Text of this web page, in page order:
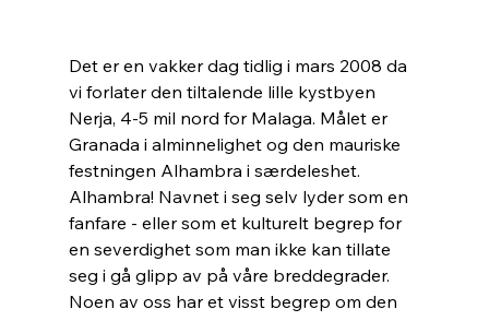
Det er en vakker dag tidlig i mars 2008 da
vi forlater den tiltalende lille kystbyen
Nerja, 4-5 mil nord for Malaga. Målet er
Granada i alminnelighet og den mauriske
festningen Alhambra i særdeleshet.
Alhambra! Navnet i seg selv lyder som en
fanfare - eller som et kulturelt begrep for
en severdighet som man ikke kan tillate
seg i gå glipp av på våre breddegrader.
Noen av oss har et visst begrep om den